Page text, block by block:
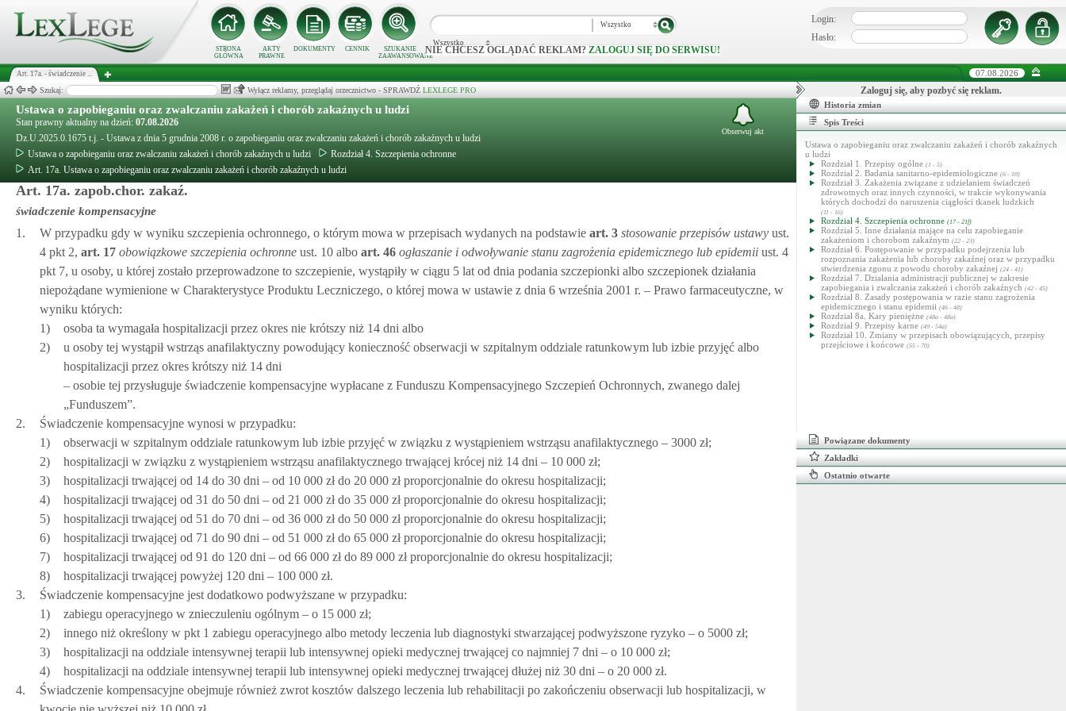
STRONA
GŁÓWNA
AKTY
PRAWNE
DOKUMENTY CENNIK
SZUKANIE
ZAAWANSOWANE
Wszystko
Wszystko
NIE CHCESZ OGLĄDAĆ REKLAM? ZALOGUJ SIĘ DO SERWISU!
Login:
Hasło:
Art. 17a. - świadczenie ... 07.08.2026
Szukaj: Wyłącz reklamy, przeglądaj orzecznictwo - SPRAWDŹ LEXLEGE PRO
Ustawa o zapobieganiu oraz zwalczaniu zakażeń i chorób zakaźnych u ludzi
Stan prawny aktualny na dzień: 07.08.2026
Dz.U.2025.0.1675 t.j. - Ustawa z dnia 5 grudnia 2008 r. o zapobieganiu oraz zwalczaniu zakażeń i chorób zakaźnych u ludzi
Ustawa o zapobieganiu oraz zwalczaniu zakażeń i chorób zakaźnych u ludzi
Rozdział 4. Szczepienia ochronne
Art. 17a. Ustawa o zapobieganiu oraz zwalczaniu zakażeń i chorób zakaźnych u ludzi
Obserwuj akt
Art. 17a. zapob.chor. zakaź.
świadczenie kompensacyjne
1. W przypadku gdy w wyniku szczepienia ochronnego, o którym mowa w przepisach wydanych na podstawie art. 3 stosowanie przepisów ustawy ust.
4 pkt 2, art. 17 obowiązkowe szczepienia ochronne ust. 10 albo art. 46 ogłaszanie i odwoływanie stanu zagrożenia epidemicznego lub epidemii ust. 4
pkt 7, u osoby, u której zostało przeprowadzone to szczepienie, wystąpiły w ciągu 5 lat od dnia podania szczepionki albo szczepionek działania
niepożądane wymienione w Charakterystyce Produktu Leczniczego, o której mowa w ustawie z dnia 6 września 2001 r. – Prawo farmaceutyczne, w
wyniku których:
1)
osoba ta wymagała hospitalizacji przez okres nie krótszy niż 14 dni albo
2)
u osoby tej wystąpił wstrząs anafilaktyczny powodujący konieczność obserwacji w szpitalnym oddziale ratunkowym lub izbie przyjęć albo
hospitalizacji przez okres krótszy niż 14 dni
– osobie tej przysługuje świadczenie kompensacyjne wypłacane z Funduszu Kompensacyjnego Szczepień Ochronnych, zwanego dalej
„Funduszem”.
2.
Świadczenie kompensacyjne wynosi w przypadku:
1)
obserwacji w szpitalnym oddziale ratunkowym lub izbie przyjęć w związku z wystąpieniem wstrząsu anafilaktycznego – 3000 zł;
2)
hospitalizacji w związku z wystąpieniem wstrząsu anafilaktycznego trwającej krócej niż 14 dni – 10 000 zł;
3)
hospitalizacji trwającej od 14 do 30 dni – od 10 000 zł do 20 000 zł proporcjonalnie do okresu hospitalizacji;
4)
hospitalizacji trwającej od 31 do 50 dni – od 21 000 zł do 35 000 zł proporcjonalnie do okresu hospitalizacji;
5)
hospitalizacji trwającej od 51 do 70 dni – od 36 000 zł do 50 000 zł proporcjonalnie do okresu hospitalizacji;
6)
hospitalizacji trwającej od 71 do 90 dni – od 51 000 zł do 65 000 zł proporcjonalnie do okresu hospitalizacji;
7)
hospitalizacji trwającej od 91 do 120 dni – od 66 000 zł do 89 000 zł proporcjonalnie do okresu hospitalizacji;
8)
hospitalizacji trwającej powyżej 120 dni – 100 000 zł.
3.
Świadczenie kompensacyjne jest dodatkowo podwyższane w przypadku:
1)
zabiegu operacyjnego w znieczuleniu ogólnym – o 15 000 zł;
2)
innego niż określony w pkt 1 zabiegu operacyjnego albo metody leczenia lub diagnostyki stwarzającej podwyższone ryzyko – o 5000 zł;
3)
hospitalizacji na oddziale intensywnej terapii lub intensywnej opieki medycznej trwającej co najmniej 7 dni – o 10 000 zł;
4)
hospitalizacji na oddziale intensywnej terapii lub intensywnej opieki medycznej trwającej dłużej niż 30 dni – o 20 000 zł.
4.
Świadczenie kompensacyjne obejmuje również zwrot kosztów dalszego leczenia lub rehabilitacji po zakończeniu obserwacji lub hospitalizacji, w
Zaloguj się, aby pozbyć się reklam.
Historia zmian
Spis Treści
Ustawa o zapobieganiu oraz zwalczaniu zakażeń i chorób zakaźnych
u ludzi
Rozdział 1. Przepisy ogólne (1 - 5)
Rozdział 2. Badania sanitarno-epidemiologiczne (6 - 10)
Rozdział 3. Zakażenia związane z udzielaniem świadczeń
zdrowotnych oraz innych czynności, w trakcie wykonywania
których dochodzi do naruszenia ciągłości tkanek ludzkich
(11 - 16)
Rozdział 4. Szczepienia ochronne (17 - 21f)
Rozdział 5. Inne działania mające na celu zapobieganie
zakażeniom i chorobom zakaźnym (22 - 23)
Rozdział 6. Postępowanie w przypadku podejrzenia lub
rozpoznania zakażenia lub choroby zakaźnej oraz w przypadku
stwierdzenia zgonu z powodu choroby zakaźnej (24 - 41)
Rozdział 7. Działania administracji publicznej w zakresie
zapobiegania i zwalczania zakażeń i chorób zakaźnych (42 - 45)
Rozdział 8. Zasady postępowania w razie stanu zagrożenia
epidemicznego i stanu epidemii (46 - 48)
Rozdział 8a. Kary pieniężne (48a - 48a)
Rozdział 9. Przepisy karne (49 - 54a)
Rozdział 10. Zmiany w przepisach obowiązujących, przepisy
przejściowe i końcowe (55 - 70)
Powiązane dokumenty
Zakładki
Ostatnio otwarte